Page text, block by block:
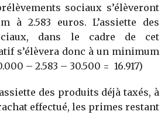
sociaux s’élèveront
à 2.583 euros. L’assiette des
dans le cadre de cet
s’élèvera donc à un minimum
– 2.583 – 30.500 = 16.917)
des produits déjà taxés, à
effectué, les primes restant